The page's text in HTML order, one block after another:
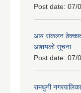
Post date: 07/
आय संकलन ठेक्काको
आशयको सूचना
Post date: 07/
रामधुनी